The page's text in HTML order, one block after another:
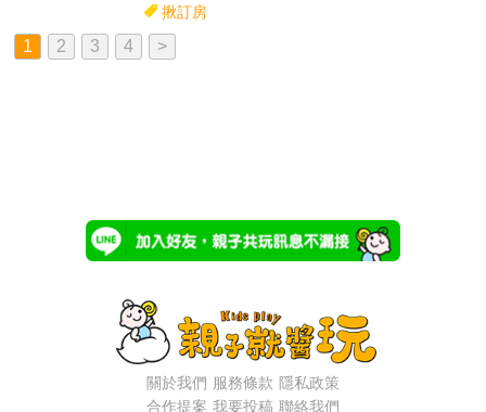
揪訂房
1 2 3 4 >
關於我們 服務條款 隱私政策
合作提案 我要投稿 聯絡我們